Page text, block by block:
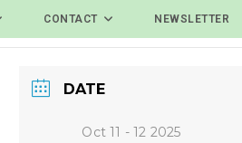
CONTACT NEWSLETTER
DATE
Oct 11 - 12 2025